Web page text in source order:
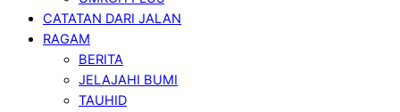
CATATAN DARI JALAN
RAGAM
BERITA
JELAJAHI BUMI
TAUHID